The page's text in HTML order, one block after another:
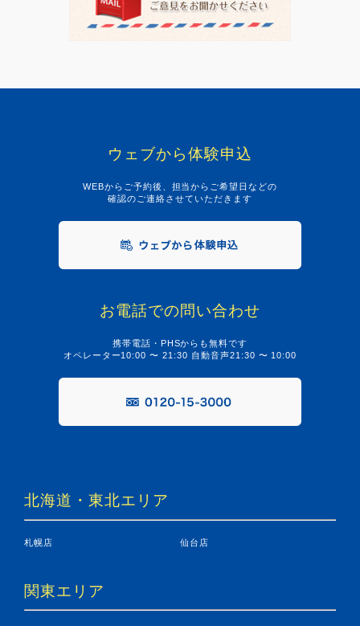
ウェブから体験申込
WEBからご予約後、担当からご希望日などの
確認のご連絡させていただきます
お電話での問い合わせ
携帯電話・PHSからも無料です
オペレーター10:00 〜 21:30 自動音声21:30 〜 10:00
北海道・東北エリア
札幌店 仙台店
関東エリア